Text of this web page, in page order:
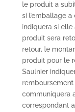
le produit a
si l’emballage
indiquera si
produit sera
retour, le
produit pour le
Saulnier
communiquera
correspondant